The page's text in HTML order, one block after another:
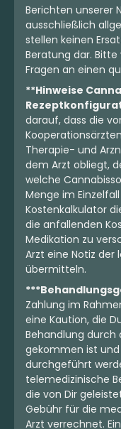
Berichten unserer
ausschließlich
stellen keinen
Beratung dar.
Fragen an einen
**Hinweise
darauf, dass die
Therapie- und
dem Arzt obliegt,
welche
Menge im
Kostenkalkulator
die anfallenden
Medikation zu
Arzt eine Notiz der
übermitteln.
Zahlung im
eine Kaution, die
Behandlung durch
gekommen ist
durchgeführt
telemedizinische
die von Dir
Gebühr für die
Arzt verrechnet.